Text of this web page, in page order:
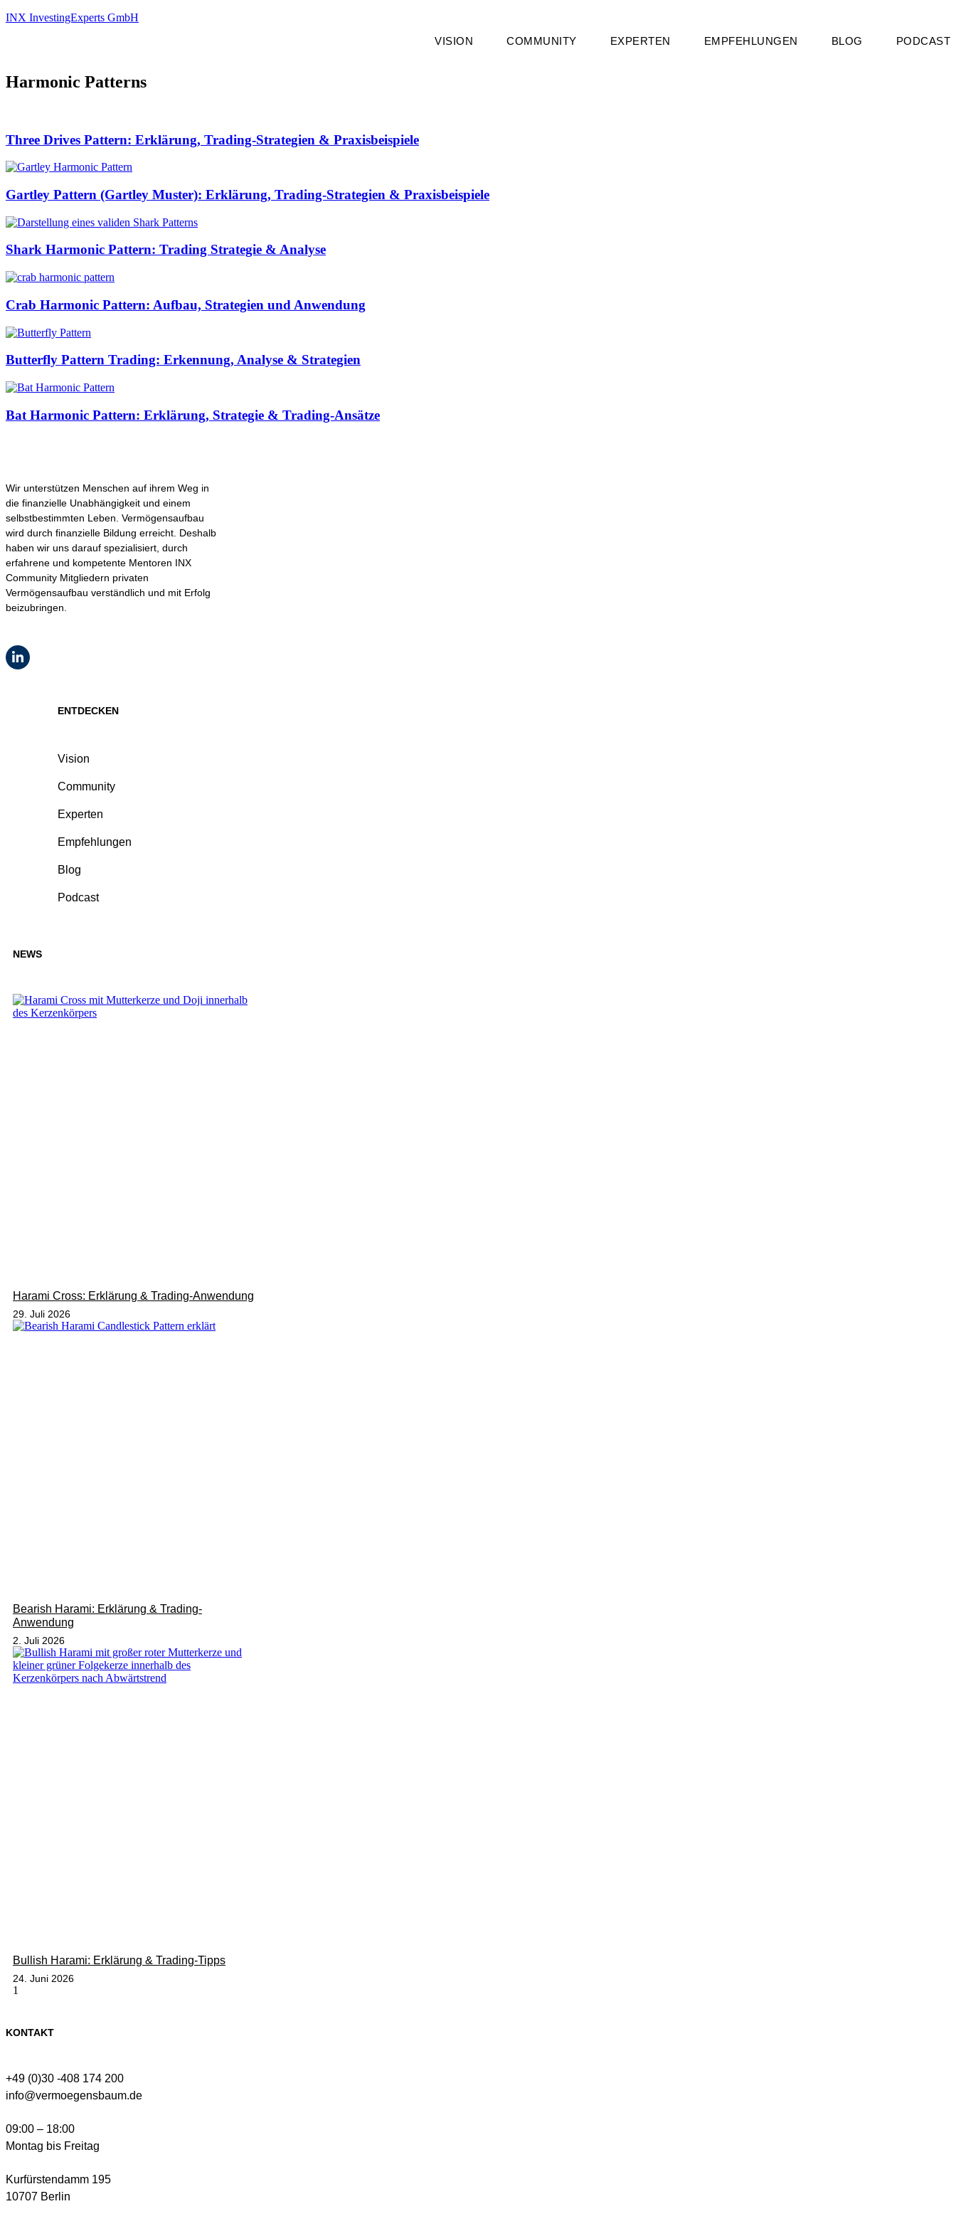
INX InvestingExperts GmbH
VISION
COMMUNITY EXPERTEN EMPFEHLUNGEN BLOG PODCAST
Harmonic Patterns
Three Drives Pattern: Erklärung, Trading-Strategien & Praxisbeispiele
Gartley Pattern (Gartley Muster): Erklärung, Trading-Strategien & Praxisbeispiele
Shark Harmonic Pattern: Trading Strategie & Analyse
Crab Harmonic Pattern: Aufbau, Strategien und Anwendung
Butterfly Pattern Trading: Erkennung, Analyse & Strategien
Bat Harmonic Pattern: Erklärung, Strategie & Trading-Ansätze
Wir unterstützen Menschen auf ihrem Weg in
die finanzielle Unabhängigkeit und einem
selbstbestimmten Leben. Vermögensaufbau
wird durch finanzielle Bildung erreicht. Deshalb
haben wir uns darauf spezialisiert, durch
erfahrene und kompetente Mentoren INX
Community Mitgliedern privaten
Vermögensaufbau verständlich und mit Erfolg
beizubringen.
ENTDECKEN
Vision
Community
Experten
Empfehlungen
Blog
Podcast
NEWS
Harami Cross: Erklärung & Trading-Anwendung
29. Juli 2026
Bearish Harami: Erklärung & Trading-
Anwendung
2. Juli 2026
Bullish Harami: Erklärung & Trading-Tipps
24. Juni 2026
KONTAKT
+49 (0)30 -408 174 200
info@vermoegensbaum.de
09:00 – 18:00
Montag bis Freitag
Kurfürstendamm 195
10707 Berlin